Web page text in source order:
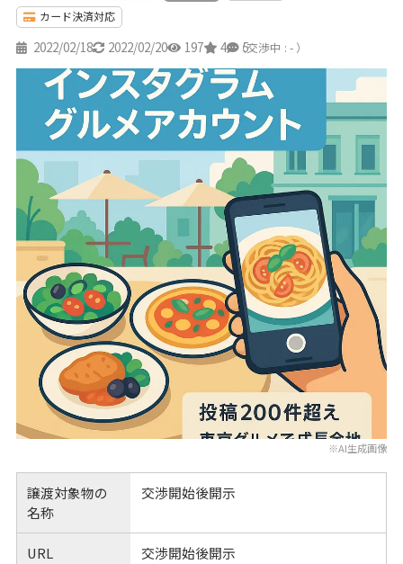
カード決済対応
2022/02/18 2022/02/20 197 4 5
（交渉中 : - ）
※AI生成画像
譲渡対象物の
名称
交渉開始後開示
URL 交渉開始後開示